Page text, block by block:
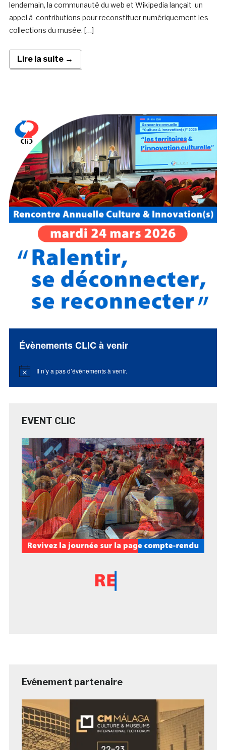
lendemain, la communauté du web et Wikipedia lançait un
appel à contributions pour reconstituer numériquement les
collections du musée. […]
Lire la suite →
Évènements CLIC à venir
Notice Il n’y a pas d’évènements à venir.
EVENT CLIC
Evénement partenaire